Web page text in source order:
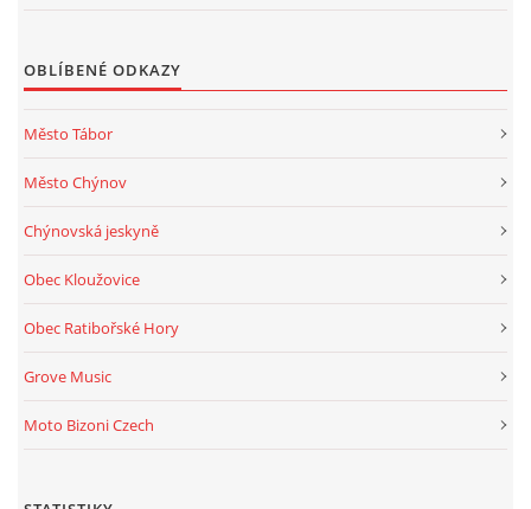
OBLÍBENÉ ODKAZY
Město Tábor
Město Chýnov
Chýnovská jeskyně
Obec Kloužovice
Obec Ratibořské Hory
Grove Music
Moto Bizoni Czech